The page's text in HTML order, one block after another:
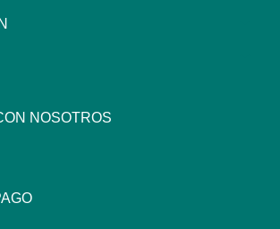
NOSOTROS